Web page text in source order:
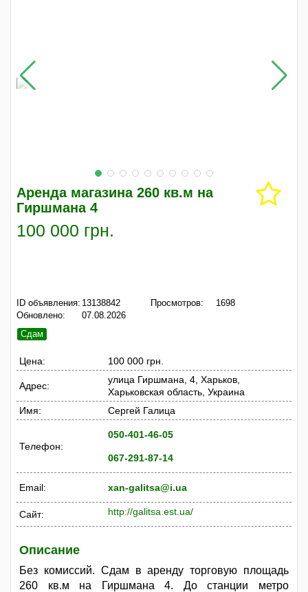
Аренда магазина 260 кв.м на
Гиршмана 4
100 000 грн.
ID объявления: 13138842
Обновлено:
07.08.2026
Просмотров: 1698
Сдам
Цена: 100 000 грн.
Адрес:
улица Гиршмана, 4, Харьков,
Харьковская область, Украина
Имя:
Сергей Галица
Телефон:
050-401-46-05
067-291-87-14
Email: xan-galitsa@i.ua
Сайт: http://galitsa.est.ua/
Описание
Без комиссий. Сдам в аренду торговую площадь
260 кв.м на Гиршмана 4. До станции метро